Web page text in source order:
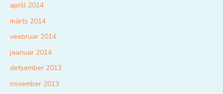
aprill 2014
märts 2014
veebruar 2014
jaanuar 2014
detsember 2013
november 2013